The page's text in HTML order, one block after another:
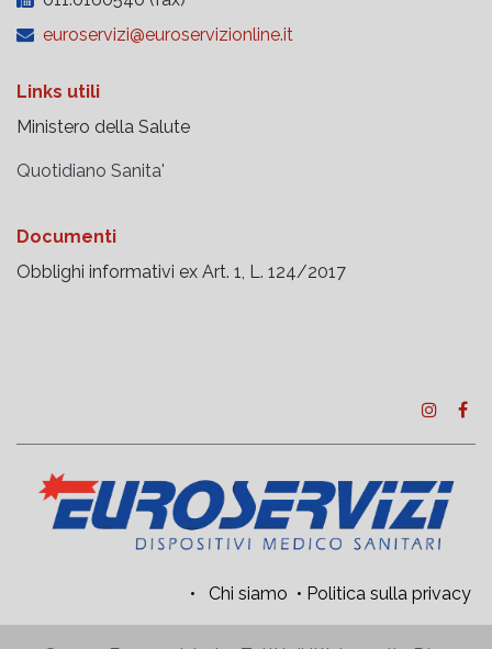
euroservizi@euroservizionline.it
Links utili
Ministero della Salute
Quotidiano Sanita'
Documenti
Obblighi informativi ex Art. 1, L. 124/2017
• Chi siamo • Politica sulla privacy